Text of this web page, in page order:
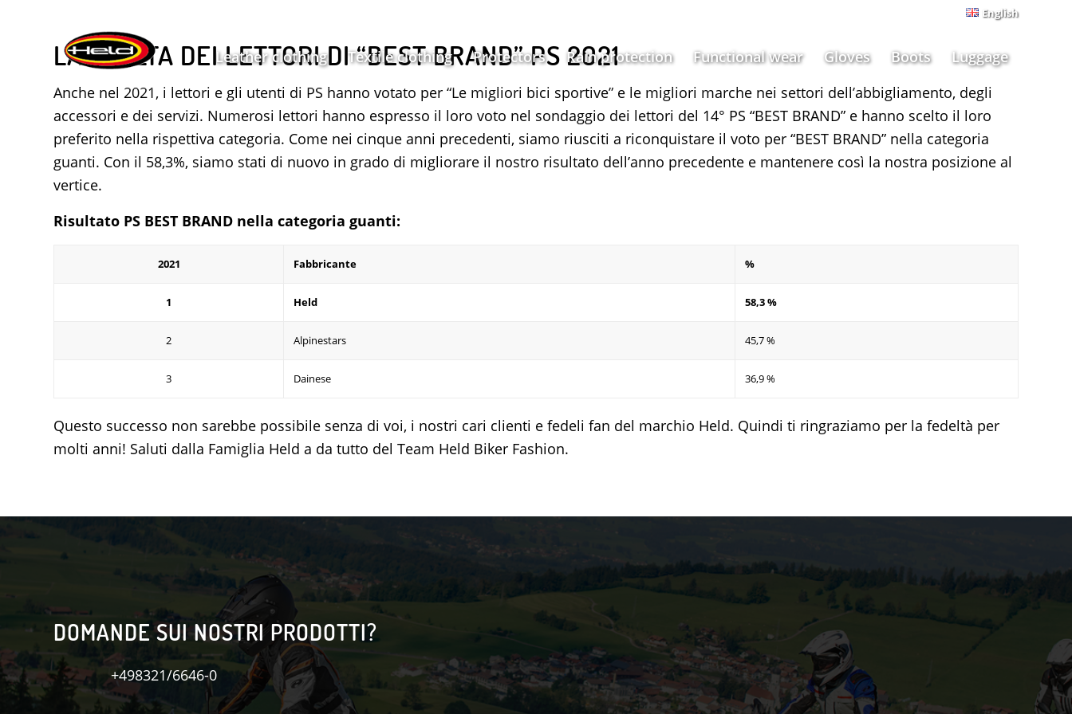
English
Leather clothing Textile clothing Protectors Rain protection Functional wear Gloves Boots Luggage
LA SCELTA DEI LETTORI DI “BEST BRAND” PS 2021
Anche nel 2021, i lettori e gli utenti di PS hanno votato per “Le migliori bici sportive” e le migliori marche nei settori dell’abbigliamento, degli
accessori e dei servizi. Numerosi lettori hanno espresso il loro voto nel sondaggio dei lettori del 14° PS “BEST BRAND” e hanno scelto il loro
preferito nella rispettiva categoria. Come nei cinque anni precedenti, siamo riusciti a riconquistare il voto per “BEST BRAND” nella categoria
guanti. Con il 58,3%, siamo stati di nuovo in grado di migliorare il nostro risultato dell’anno precedente e mantenere così la nostra posizione al
vertice.
Risultato PS BEST BRAND nella categoria guanti:
2021 Fabbricante %
1 Held 58,3 %
2 Alpinestars 45,7 %
3 Dainese 36,9 %
Questo successo non sarebbe possibile senza di voi, i nostri cari clienti e fedeli fan del marchio Held. Quindi ti ringraziamo per la fedeltà per
molti anni! Saluti dalla Famiglia Held a da tutto del Team Held Biker Fashion.
DOMANDE SUI NOSTRI PRODOTTI?
+498321/6646-0